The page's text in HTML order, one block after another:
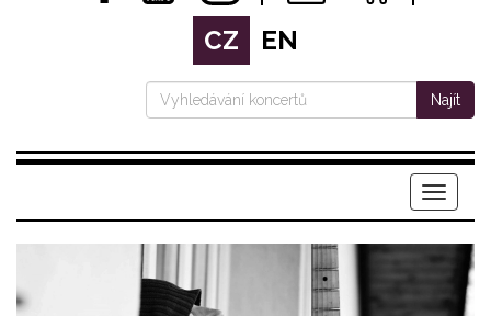
CZ EN
Najít
Menu